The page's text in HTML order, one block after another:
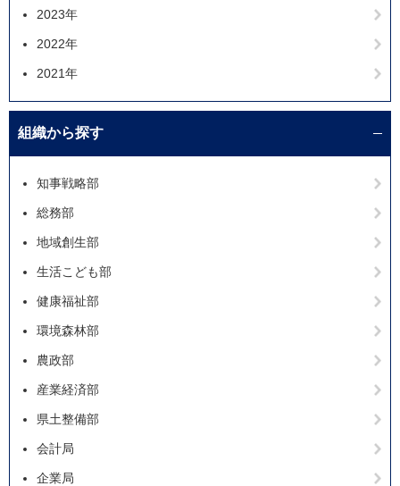
2023年
2022年
2021年
組織から探す
知事戦略部
総務部
地域創生部
生活こども部
健康福祉部
環境森林部
農政部
産業経済部
県土整備部
会計局
企業局